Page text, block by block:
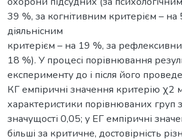
39 %, за когнітивним критерієм – на
діяльнісним
критерієм – на 19 %, за
18 %). У процесі порівнювання
експерименту до і після його
КГ емпіричні значення критерію χ2
характеристики порівнюваних груп
значущості 0,05; у ЕГ емпіричні
більші за критичне, достовірність